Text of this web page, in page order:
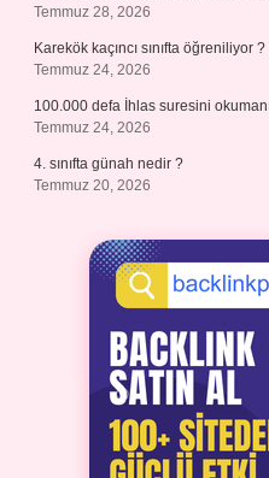
Temmuz 28, 2026
Karekök kaçıncı sınıfta öğreniliyor ?
Temmuz 24, 2026
100.000 defa İhlas suresini
Temmuz 24, 2026
4. sınıfta günah nedir ?
Temmuz 20, 2026